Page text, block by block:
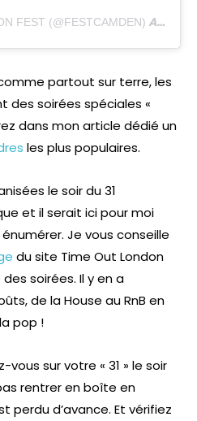
FEST (@FESTCAMDEN) AM
partout sur terre, les
des soirées spéciales «
dans mon article dédié un
les plus populaires.
le soir du 31
et il serait ici pour moi
Je vous conseille
du site Time Out London
soirées. Il y en a
de la House au RnB en
pop !
vous sur votre « 31 » le soir
rentrer en boîte en
perdu d’avance. Et vérifiez